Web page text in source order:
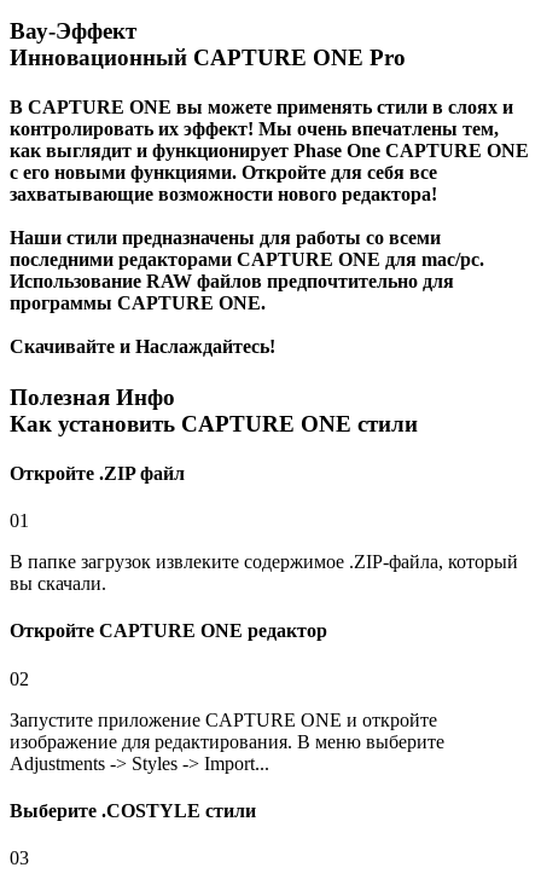
Вау-Эффект
Инновационный CAPTURE ONE Pro
В CAPTURE ONE вы можете применять стили в слоях и
контролировать их эффект! Мы очень впечатлены тем,
как выглядит и функционирует Phase One CAPTURE ONE
с его новыми функциями. Откройте для себя все
захватывающие возможности нового редактора!
Наши стили предназначены для работы со всеми
последними редакторами CAPTURE ONE для mac/pc.
Использование RAW файлов предпочтительно для
программы CAPTURE ONE.
Скачивайте и Наслаждайтесь!
Полезная Инфо
Как установить CAPTURE ONE стили
Откройте .ZIP файл
01
В папке загрузок извлеките содержимое .ZIP-файла, который
вы скачали.
Откройте CAPTURE ONE редактор
02
Запустите приложение CAPTURE ONE и откройте
изображение для редактирования. В меню выберите
Adjustments -> Styles -> Import...
Выберите .COSTYLE стили
03